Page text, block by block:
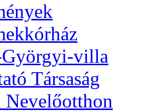
Györgyi-villa
Társaság
Nevelőotthon